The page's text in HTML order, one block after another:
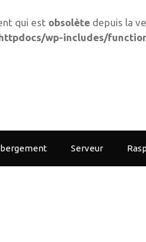
qui est obsolète depuis la
wp-includes/
Serveur